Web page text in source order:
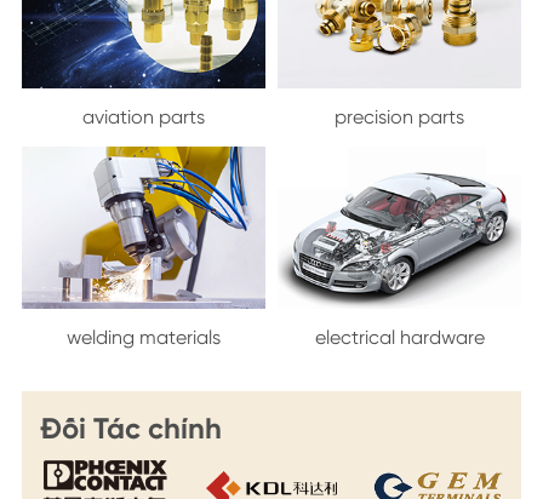
aviation parts precision parts
welding materials electrical hardware
Đối Tác chính